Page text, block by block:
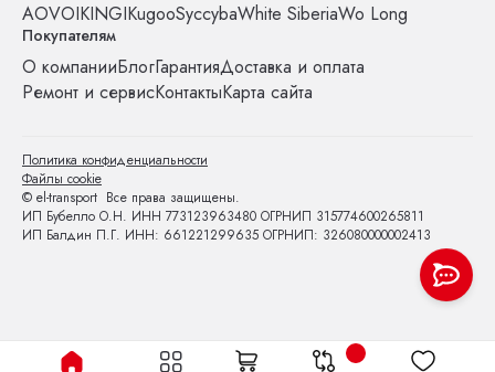
AOVOIKINGIKugooSyccybaWhite SiberiaWo Long
Покупателям
О компанииБлогГарантияДоставка и оплата
Ремонт и сервисКонтактыКарта сайта
© el-transport Все права защищены.
ИП Бубелло О.Н. ИНН 773123963480 ОГРНИП 315774600265811
ИП Балдин П.Г. ИНН: 661221299635 ОГРНИП: 326080000002413
Политика конфиденциальности
Файлы cookie